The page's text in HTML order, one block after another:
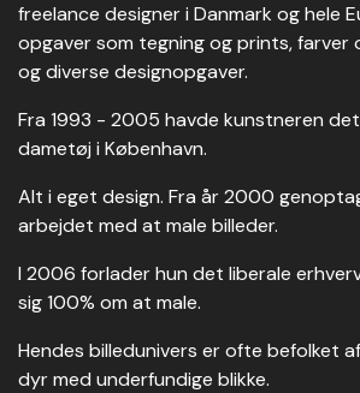
freelance designer i Danmark og hele
opgaver som tegning og prints, farver
og diverse designopgaver.
Fra 1993 - 2005 havde kunstneren
dametøj i København.
Alt i eget design. Fra år 2000
arbejdet med at male billeder.
I 2006 forlader hun det liberale
sig 100% om at male.
Hendes billedunivers er ofte befolket
dyr med underfundige blikke.